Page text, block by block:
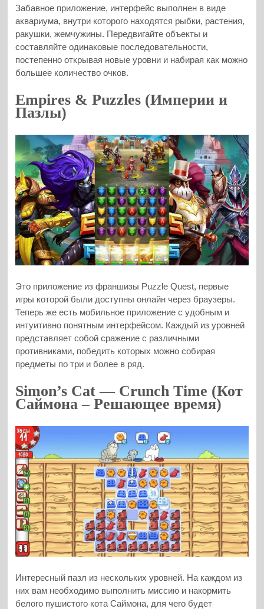
Забавное приложение, интерфейс выполнен в виде
аквариума, внутри которого находятся рыбки, растения,
ракушки, жемчужины. Передвигайте объекты и
составляйте одинаковые последовательности,
постепенно открывая новые уровни и набирая как можно
большее количество очков.
Empires & Puzzles (Империи и
Пазлы)
Это приложение из франшизы Puzzle Quest, первые
игры которой были доступны онлайн через браузеры.
Теперь же есть мобильное приложение с удобным и
интуитивно понятным интерфейсом. Каждый из уровней
представляет собой сражение с различными
противниками, победить которых можно собирая
предметы по три и более в ряд.
Simon’s Cat — Crunch Time (Кот
Саймона – Решающее время)
Интересный пазл из нескольких уровней. На каждом из
них вам необходимо выполнить миссию и накормить
белого пушистого кота Саймона, для чего будет